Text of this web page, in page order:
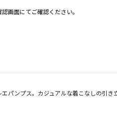
画面にてご確認ください。
パンプス。カジュアルな着こなしの引き